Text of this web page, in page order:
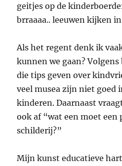
geitjes op de
brraaaa.. leeuwen kijken
Als het regent denk ik
kunnen we gaan?
die tips geven over
veel musea zijn niet goed
kinderen. Daarnaast
ook af “wat een moet een
schilderij?”
Mijn kunst educatieve